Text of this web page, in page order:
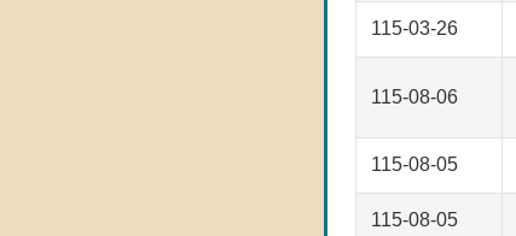
115-03-26
115-08-06
115-08-05
115-08-05